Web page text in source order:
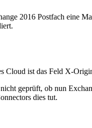
2016 Postfach eine
Cloud ist das Feld X-
geprüft, ob nun
dies tut.